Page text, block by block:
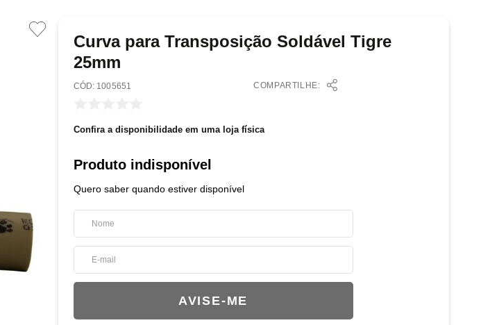
Curva para Transposição Soldável Tigre
25mm
: 1005651 COMPARTILHE:
Confira a disponibilidade em uma loja física
Quero saber quando estiver disponível